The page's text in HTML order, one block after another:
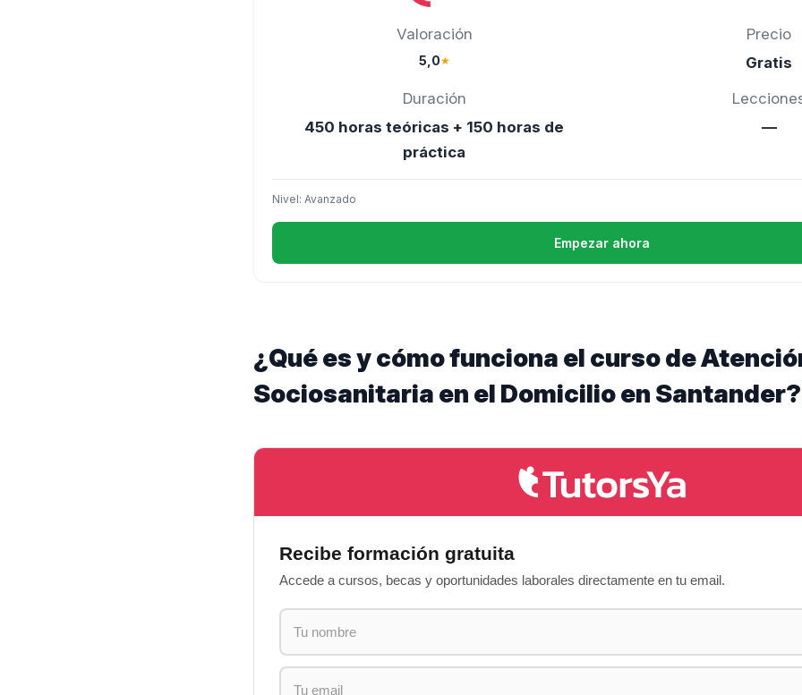
Valoración
5,0★
Precio
Gratis
Duración
450 horas teóricas + 150 horas de
práctica
—
Nivel: Avanzado
Empezar ahora
¿Qué es y cómo funciona el curso de
Sociosanitaria en el Domicilio en Santander?
Recibe formación gratuita
Accede a cursos, becas y oportunidades laborales directamente en tu email.